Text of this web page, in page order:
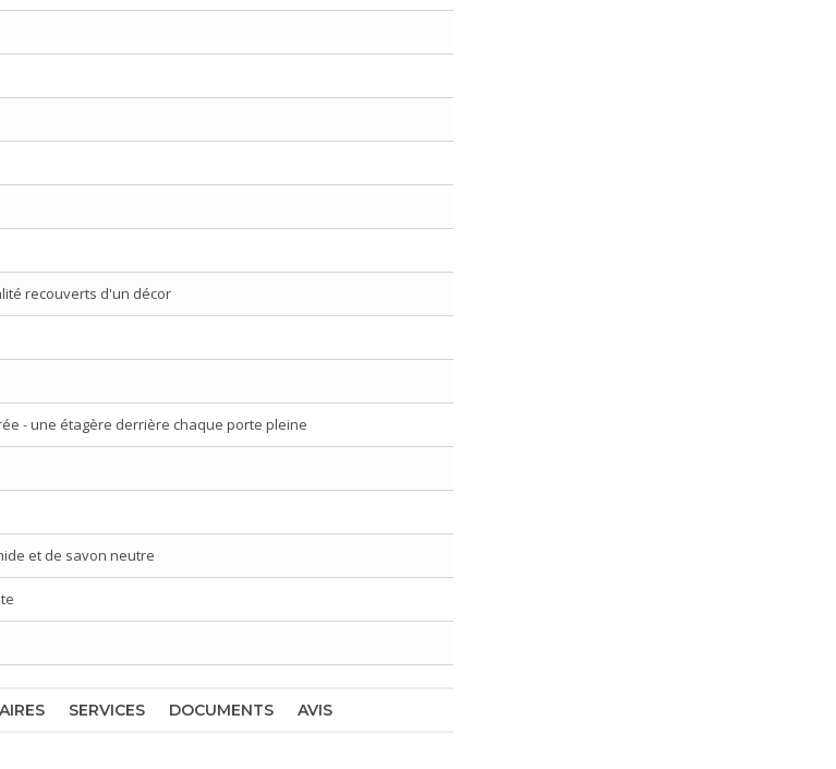
recouverts d'un décor
- une étagère derrière chaque porte pleine
et de savon neutre
SERVICES DOCUMENTS AVIS